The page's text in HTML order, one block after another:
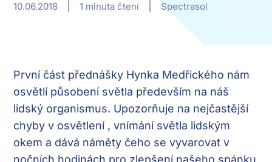
10.06.2018 1 minuta čtení Spectrasol
První část přednášky Hynka Medřického nám
osvětlí působení světla především na náš
lidský organismus. Upozorňuje na nejčastější
chyby v osvětlení , vnímání světla lidským
okem a dává náměty čeho se vyvarovat v
nočních hodinách pro zlepšení našeho spánku